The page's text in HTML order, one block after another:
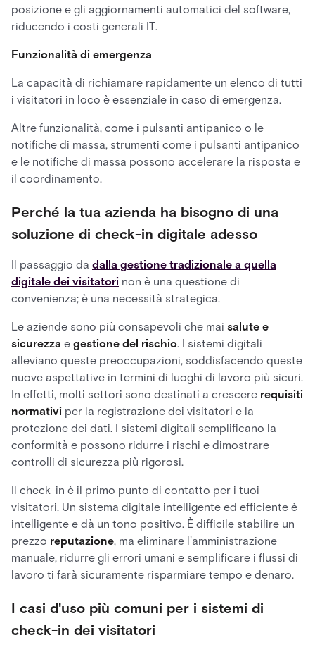
posizione e gli aggiornamenti automatici del software,
riducendo i costi generali IT.
Funzionalità di emergenza
La capacità di richiamare rapidamente un elenco di tutti
i visitatori in loco è essenziale in caso di emergenza.
Altre funzionalità, come i pulsanti antipanico o le
notifiche di massa, strumenti come i pulsanti antipanico
e le notifiche di massa possono accelerare la risposta e
il coordinamento.
Perché la tua azienda ha bisogno di una
soluzione di check-in digitale adesso
Il passaggio da dalla gestione tradizionale a quella
digitale dei visitatori non è una questione di
convenienza; è una necessità strategica.
Le aziende sono più consapevoli che mai salute e
sicurezza e gestione del rischio. I sistemi digitali
alleviano queste preoccupazioni, soddisfacendo queste
nuove aspettative in termini di luoghi di lavoro più sicuri.
In effetti, molti settori sono destinati a crescere requisiti
normativi per la registrazione dei visitatori e la
protezione dei dati. I sistemi digitali semplificano la
conformità e possono ridurre i rischi e dimostrare
controlli di sicurezza più rigorosi.
Il check-in è il primo punto di contatto per i tuoi
visitatori. Un sistema digitale intelligente ed efficiente è
intelligente e dà un tono positivo. È difficile stabilire un
prezzo reputazione, ma eliminare l'amministrazione
manuale, ridurre gli errori umani e semplificare i flussi di
lavoro ti farà sicuramente risparmiare tempo e denaro.
I casi d'uso più comuni per i sistemi di
check-in dei visitatori